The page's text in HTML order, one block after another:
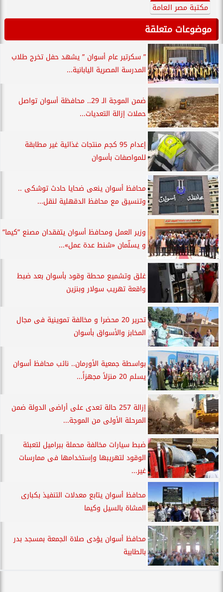
مكتبة مصر العامة
موضوعات متعلقة
” سكرتير عام أسوان ” يشهد حفل تخرج طلاب
المدرسة المصرية اليابانية...
ضمن الموجة الـ 29.. محافظة أسوان تواصل
حملات إزالة التعديات...
إعدام 95 كجم منتجات غذائية غير مطابقة
للمواصفات بأسوان
محافظ أسوان ينعى ضحايا حادث توشكى ..
وتنسيق مع محافظ الدقهلية لنقل...
وزير العمل ومحافظ أسوان يتفقدان مصنع ”كيما”
و يسلّمان «شنط عدة عمل»...
غلق وتشميع محطة وقود بأسوان بعد ضبط
واقعة تهريب سولار وبنزين
تحرير 20 محضرا و مخالفة تموينية فى مجال
المخابز والأسواق بأسوان
بواسطة جمعية الأورمان.. نائب محافظ أسوان
يسلم 20 منزلاً مجهزاً...
إزالة 257 حالة تعدى على أراضى الدولة ضمن
المرحلة الأولى من الموجة...
ضبط سيارات مخالفة محملة ببراميل لتعبئة
الوقود لتهريبها وإستخدامها فى ممارسات
غير...
محافظ أسوان يتابع معدلات التنفيذ بكبارى
المشاة بالسيل وكيما
محافظ أسوان يؤدى صلاة الجمعة بمسجد بدر
بالطابية